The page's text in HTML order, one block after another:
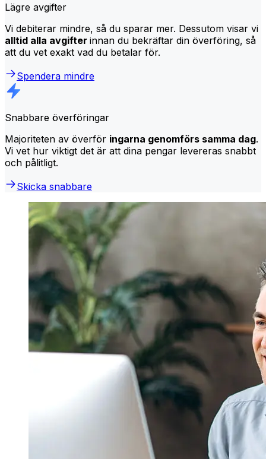
Lägre avgifter
Vi debiterar mindre, så du sparar mer. Dessutom visar vi
alltid alla avgifter innan du bekräftar din överföring, så
att du vet exakt vad du betalar för.
Spendera mindre
Snabbare överföringar
Majoriteten av överför ingarna genomförs samma dag.
Vi vet hur viktigt det är att dina pengar levereras snabbt
och pålitligt.
Skicka snabbare